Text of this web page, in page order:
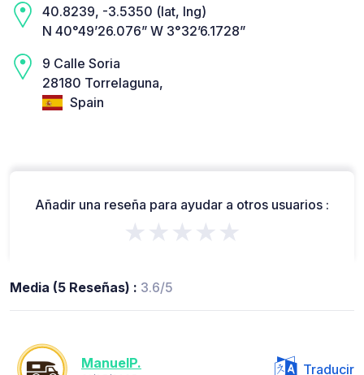
40.8239, -3.5350 (lat, lng)
N 40°49’26.076” W 3°32’6.1728”
9 Calle Soria
28180 Torrelaguna,
Spain
Añadir una reseña para ayudar a otros usuarios :
★★★★★
Media (5 Reseñas) : 3.6/5
ManuelP. Traducir